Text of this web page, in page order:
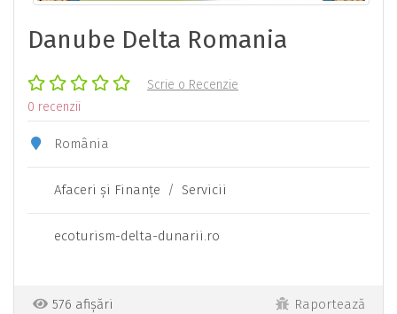
Danube Delta Romania
Scrie o Recenzie
0 recenzii
România
Afaceri şi Finanţe / Servicii
ecoturism-delta-dunarii.ro
576 afișări Raportează